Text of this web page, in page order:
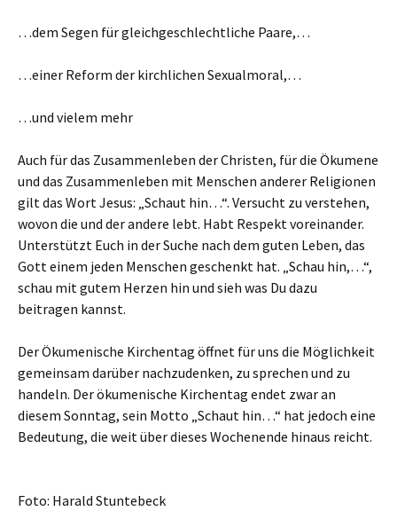
…dem Segen für gleichgeschlechtliche Paare,…
…einer Reform der kirchlichen Sexualmoral,…
…und vielem mehr
Auch für das Zusammenleben der Christen, für die Ökumene
und das Zusammenleben mit Menschen anderer Religionen
gilt das Wort Jesus: „Schaut hin…“. Versucht zu verstehen,
wovon die und der andere lebt. Habt Respekt voreinander.
Unterstützt Euch in der Suche nach dem guten Leben, das
Gott einem jeden Menschen geschenkt hat. „Schau hin,…“,
schau mit gutem Herzen hin und sieh was Du dazu
beitragen kannst.
Der Ökumenische Kirchentag öffnet für uns die Möglichkeit
gemeinsam darüber nachzudenken, zu sprechen und zu
handeln. Der ökumenische Kirchentag endet zwar an
diesem Sonntag, sein Motto „Schaut hin…“ hat jedoch eine
Bedeutung, die weit über dieses Wochenende hinaus reicht.
Foto: Harald Stuntebeck